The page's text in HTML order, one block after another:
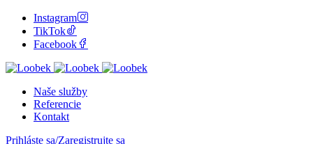
Instagram
TikTok
Facebook
Naše služby
Referencie
Kontakt
Prihláste sa/Zaregistrujte sa